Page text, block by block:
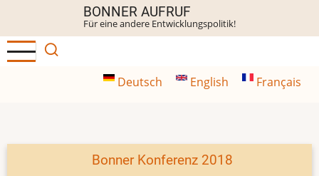
Inhalt
BONNER AUFRUF
Für eine andere Entwicklungspolitik!
Deutsch English Français
Bonner Konferenz 2018